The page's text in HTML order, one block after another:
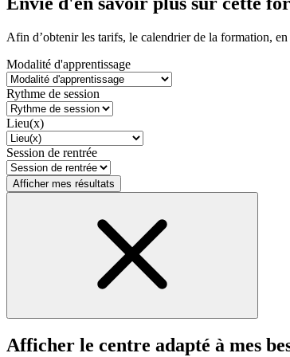
Afin d’obtenir les tarifs, le calendrier de la formation,
Modalité d'apprentissage
Rythme de session
Lieu(x)
Session de rentrée
Afficher mes résultats
Afficher le centre adapté à mes